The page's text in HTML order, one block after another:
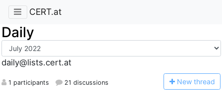
CERT.at
Daily
daily@lists.cert.at
1 participants 21 discussions New thread